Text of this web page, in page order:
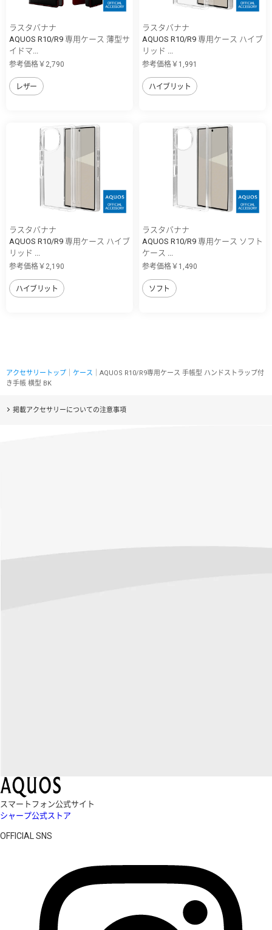
ラスタバナナ
AQUOS R10/R9 専用ケース 薄型サ
イドマ...
参考価格￥2,790
レザー
ラスタバナナ
AQUOS R10/R9 専用ケース ハイブ
リッド ...
参考価格￥1,991
ハイブリット
ラスタバナナ
AQUOS R10/R9 専用ケース ハイブ
リッド ...
参考価格￥2,190
ハイブリット
ラスタバナナ
AQUOS R10/R9 専用ケース ソフト
ケース ...
参考価格￥1,490
ソフト
アクセサリートップ ケース ｜AQUOS R10/R9専用ケース 手帳型 ハンドストラップ付
き手帳 横型 BK
掲載アクセサリーについての注意事項
スマートフォン公式サイト
シャープ公式ストア
OFFICIAL SNS